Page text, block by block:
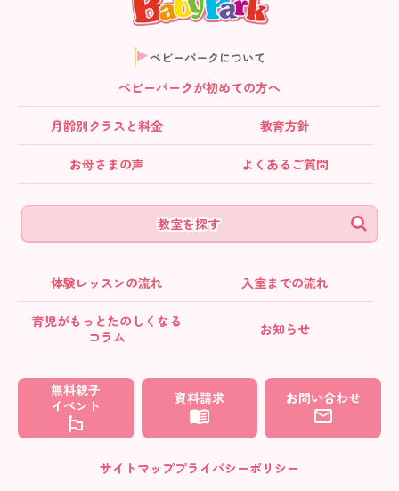
ベビーパークについて
ベビーパークが初めての方へ
月齢別クラス と料金 教育方針
お母さまの声 よくあるご質問
教室を探す
体験レッスンの流れ 入室までの流れ
育児がもっとたのしくなる
コラム
お知らせ
無料親子
イベント
資料請求 お問い合わせ
サイトマッププライバシーポリシー